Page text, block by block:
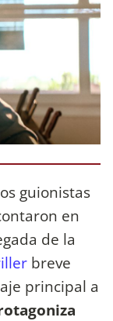
guionistas
en
de la
breve
principal a